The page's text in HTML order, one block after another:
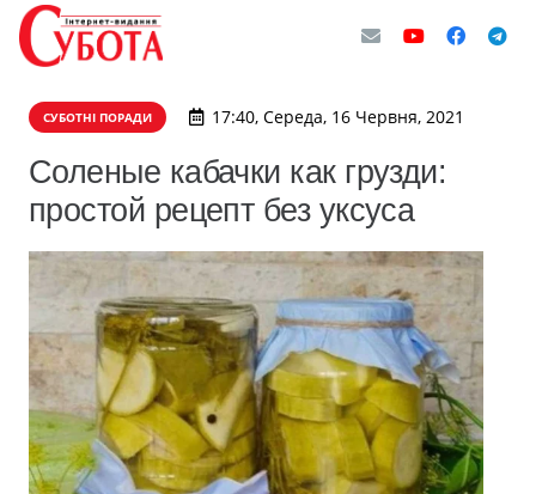
СУБОТНІ ПОРАДИ 17:40, Середа, 16 Червня, 2021
Соленые кабачки как грузди:
простой рецепт без уксуса